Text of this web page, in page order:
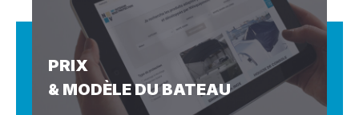
PRIX
& MODÈLE DU BATEAU